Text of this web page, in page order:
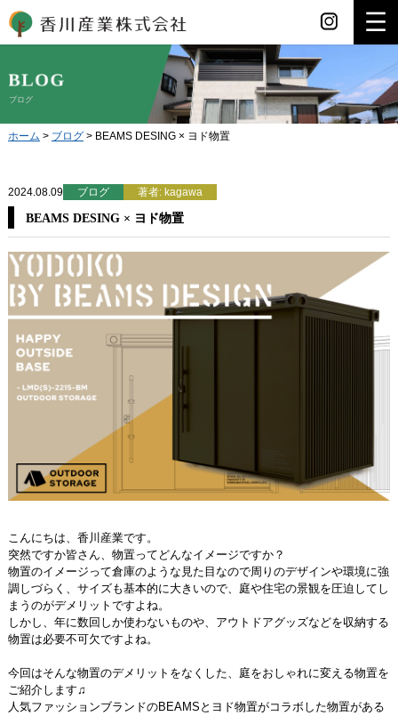
香川産業
ブログ
ホーム > ブログ> BEAMS DESING × ヨド物置
2024.08.09 ブログ 著者: kagawa
BEAMS DESING × ヨド物置
こんにちは、香川産業です。
突然ですか皆さん、物置ってどんなイメージですか？
物置のイメージって倉庫のような見た目なので周りのデザインや環境に強
調しづらく、サイズも基本的に大きいので、庭や住宅の景観を圧迫してし
まうのがデメリットですよね。
しかし、年に数回しか使わないものや、アウトドアグッズなどを収納する
物置は必要不可欠ですよね。
今回はそんな物置のデメリットをなくした、庭をおしゃれに変える物置を
ご紹介します♫
人気ファッションブランドのBEAMSとヨド物置がコラボした物置がある